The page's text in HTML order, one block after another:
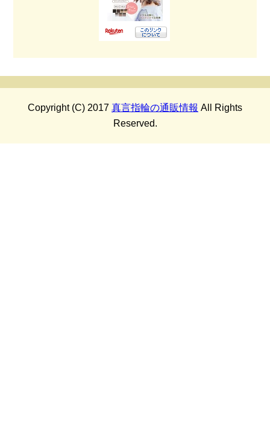
Copyright (C) 2017 真言指輪の通販情報 All Rights
Reserved.